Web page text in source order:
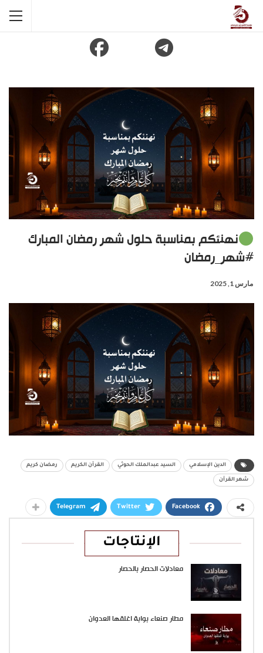
نهنئكم بمناسبة حلول شهر رمضان المبارك
#شهر_رمضان
مارس 1, 2025
الدين الإسلامي السيد عبدالملك الحوثي القرآن الكريم رمضان كريم
شهر القرآن
Facebook
Twitter
Telegram
الإنتاجات
معادلات الحصار بالحصار
مطار صنعاء بوابة اغلقها العدوان